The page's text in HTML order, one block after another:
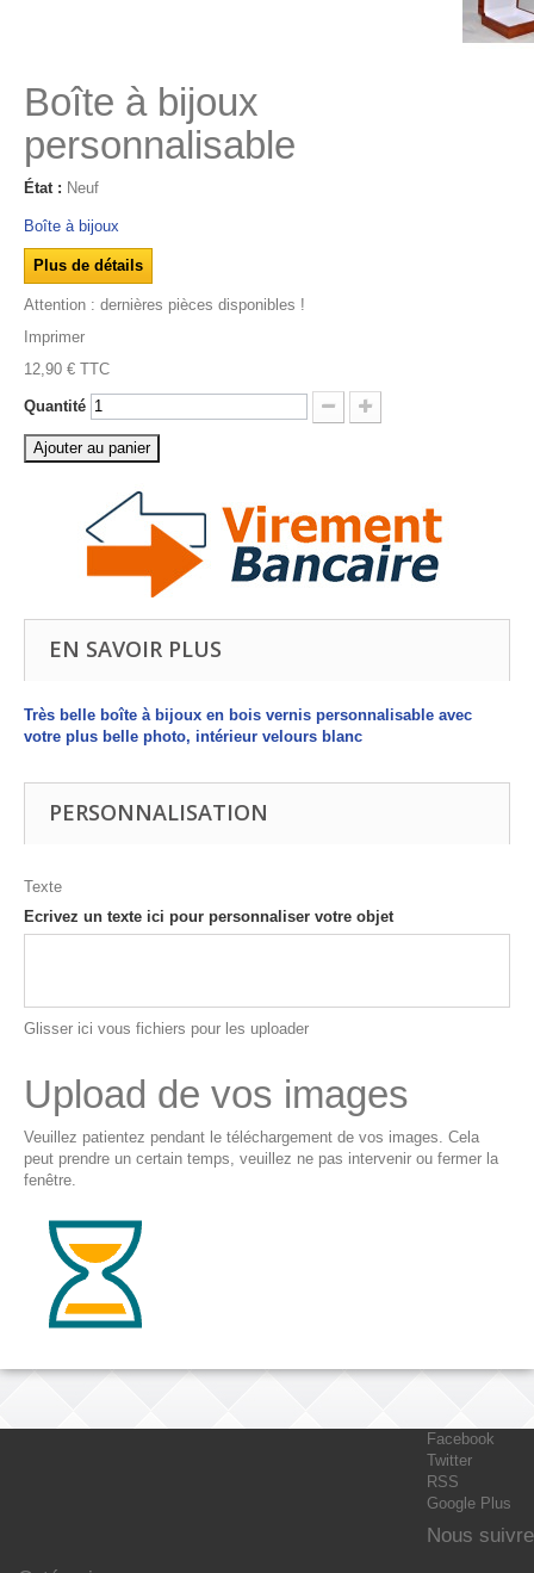
Boîte à bijoux
personnalisable
État : Neuf
Boîte à bijoux
Plus de détails
Attention : dernières pièces disponibles !
Imprimer
12,90 € TTC
Quantité
Ajouter au panier
EN SAVOIR PLUS
Très belle boîte à bijoux en bois vernis personnalisable avec
votre plus belle photo, intérieur velours blanc
PERSONNALISATION
Texte
Ecrivez un texte ici pour personnaliser votre objet
Glisser ici vous fichiers pour les uploader
Upload de vos images
Veuillez patientez pendant le téléchargement de vos images. Cela
peut prendre un certain temps, veuillez ne pas intervenir ou fermer la
fenêtre.
Facebook
Twitter
RSS
Google Plus
Nous suivre